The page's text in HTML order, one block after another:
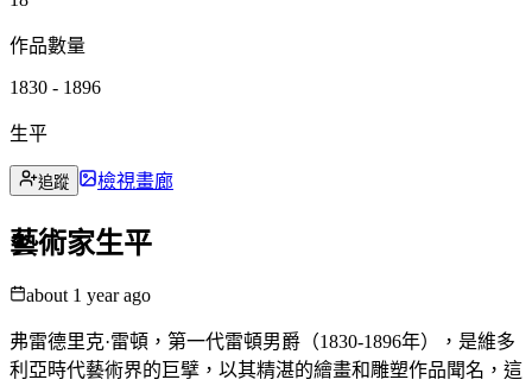
作品數量
1830 - 1896
生平
追蹤 檢視畫廊
藝術家生平
about 1 year ago
弗雷德里克·雷頓，第一代雷頓男爵（1830-1896年），是維多
利亞時代藝術界的巨擘，以其精湛的繪畫和雕塑作品聞名，這